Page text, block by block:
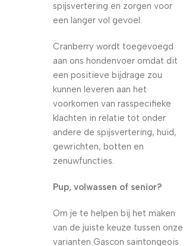
spijsvertering en zorgen voor
een langer vol gevoel.
Cranberry wordt toegevoegd
aan ons hondenvoer omdat dit
een positieve bijdrage zou
kunnen leveren aan het
voorkomen van rasspecifieke
klachten in relatie tot onder
andere de spijsvertering, huid,
gewrichten, botten en
zenuwfuncties.
Pup, volwassen of senior?
Om je te helpen bij het maken
van de juiste keuze tussen onze
varianten Gascon saintongeois